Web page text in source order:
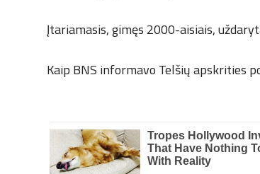
Įtariamasis, gimęs 2000-aisiais,
Kaip BNS informavo Telšių apskrities